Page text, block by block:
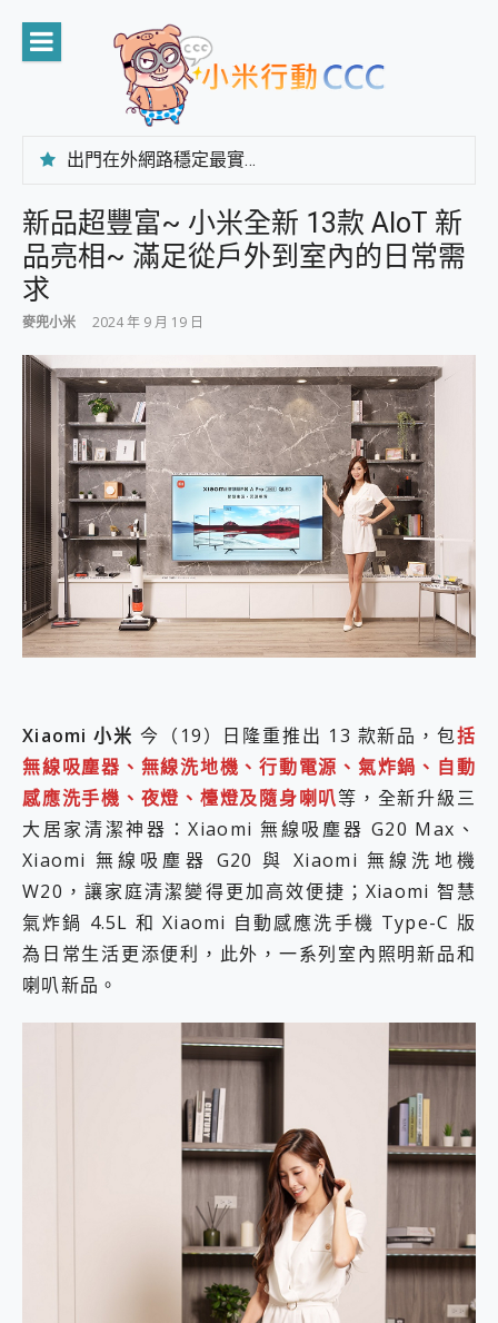
content
出門在外網路穩定最實在 「台灣大哥大」榮獲 4G/5G 在線率全球 NO.3 全台第一與全台六冠王實測心得，走到哪順到哪！
CP 值天花板~ Bongcom BS5 足球君開箱~ 短焦投影機 3千元就能擁有！ 折扣碼在這～
專為 PC上的 XBOX和掌機設計的 FireCuda X1070 SSD 固態硬碟開箱 評測
台灣製攝影機在這裡，100%全無線設計 SpotCam Solo Eco 太陽能防水雲端攝影機 SpotCam Solo 3 2.5K高畫質戶外攝影機 開箱 評測
超驚艷 讓人一眼就愛上 LENOVO 聯想 Yoga Book 9 14吋 AI輕薄筆電 開箱 評測
美到讓人超想擁有 moto pad 60 系列 與 Moto | Swarovski razr 60 冰藍限定版本 開箱 評測
好用的 EaseUS Partition Master 讓您輕鬆的移除與格式化有防寫保護的隨身碟或SD卡
一鍵修復模糊影片、舊照的 AI 好幫手! VideoProc Converter AI 新版全解析 × 年末優惠，一篇全看懂
小朋友才做選擇 投影機 RGB藍牙音響 氛圍情境燈 我通通都要！ Starfish 2 幻彩膠囊投影機｜結合「 智慧投影 & 煥彩流動 」的沈浸式生活新體驗
外型超吸晴~ 給您絕佳操控體驗 GravaStar Mercury K1 系列 異星機械鍵盤與 Mercury X 系列 輕量無線電競滑鼠 開箱 評測
開箱~變身「蜘蛛人」椅子軍師！MSI MPG 491CQP QD-OLED 超寬曲面電競螢幕，多工辦公、爽度滿滿的終極桌面體驗
iPhone 17 系列 有認證的防護來囉！ imos 首家導入 UL MCV 行銷宣告驗證的手機配件品牌
DJI Osmo Pocket 3 爽爽帶回家 歡慶 EaseUS 21 週年到來，「Slogan 海報徵稿活動」好康大放送
小巧好吸不擋鏡頭 有Qi2認證的 ONPRO MagReact MXs2 5000mAh薄型磁吸無線急速行動電源 開箱 評測
會走動的冷暖氣 SONY REON POCKET PRO 穿戴式智慧冷暖調溫裝置 開箱 評測
寶可夢飛人外掛iToolab AnyGo全新升級，GO Fest 五折優惠嗨翻天！支援 iOS/Android！
COMPUTEX 2025 來囉！AGI亞奇雷 AI・Gaming・創作儲存方案登場，趕快來AGI亞奇雷挑戰任務抽 PS5！
自帶線的 有線無線都能充 ONPRO MagReact M5 10000mAh 5合1 磁吸無線急速行動電源 開箱 評測
飛利浦 JS7310 ⚡【電急便｜行動儲能救車電源】 可靠的旅行夥伴！帶給您優異的安全性與強大供電效能
是螢幕也是電視! 一機超多用途「MSI微星 Modern MD272UPSW 27型」 4K IPS 輕薄商用智慧聯網螢幕 開箱 評測
您的專屬AI 助手 Yoga Slim 7 Aura Edition 觸控AI筆電 開箱 評測
iPhone、Apple Watch、AirPods耳機 三個設備充電一起搞定 ONPRO MagReact™ M3 3 in 1可攜摺疊無線充電器 開箱 評測
動靜皆宜「HUAWEI FreeArc」開放式耳掛耳機，無感配戴! 超穩超服貼，音質、通話也很優質
好玩好拍 vivo V50 ~ 口袋裡的 Zeiss 潮流攝影棚!
25種洗烘模式一機搞定! Roborock 衣莉莎白 H1 Neo分子篩洗脫烘 AI 滾筒洗衣機
給 MSI Claw 系列電競掌機 最完美的家 MSI Nest Docking Station 掌機專屬擴充底座 開箱 評測
EaseUS Vocal Remover 免費線上去聲器一鍵去除人聲 人聲 音樂分離 2024 消除人聲推薦
3 個超值 MHN 飛人工具分享~~ iToolab AnyGo 魔物獵人 Now飛人 ios教學 不出門也可以到處走
磁碟系統大風吹 有了 磁碟管理程式 EaseUS Partition Master 就是這麼簡單
MSI Claw 掌機專屬配件包 來囉 完美保護 MSI Claw A1M-026TW 電競掌機
人像旗艦 vivo V30 系列 開箱 評測! 首搭蔡司光學鏡頭、攝影棚級柔光環、拍攝功能最好玩的美拍神機 vivo V30 Pro
多個願望一次滿足 超強散熱 微星 MSI Claw A1M-026TW 電競掌機 開箱 評測
新品超豐富~ 小米全新 13款 AIoT 新
品亮相~ 滿足從戶外到室內的日常需
求
麥兜小米 2024 年 9 月 19 日
Xiaomi 小米 今（19）日隆重推出 13 款新品，包括
無線吸塵器、無線洗地機、行動電源、氣炸鍋、自動
感應洗手機、夜燈、檯燈及隨身喇叭等，全新升級三
大居家清潔神器：Xiaomi 無線吸塵器 G20 Max、
Xiaomi 無線吸塵器 G20 與 Xiaomi 無線洗地機
W20，讓家庭清潔變得更加高效便捷；Xiaomi 智慧
氣炸鍋 4.5L 和 Xiaomi 自動感應洗手機 Type-C 版
為日常生活更添便利，此外，一系列室內照明新品和
喇叭新品。